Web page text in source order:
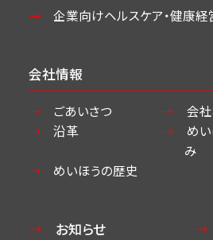
企業向けヘルスケア・健康経
会社情報
ごあいさつ
会
沿革
め
み
めいほうの歴史
お知らせ